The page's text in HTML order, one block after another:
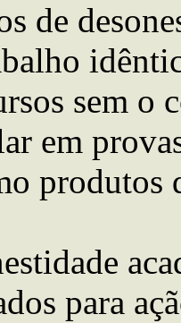
de
sem o
em
produtos
para